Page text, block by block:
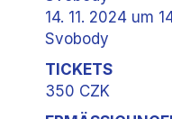
14. 11. 2024 um
Svobody
TICKETS
350 CZK